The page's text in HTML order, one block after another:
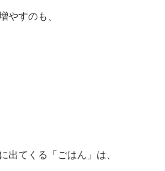
やすのも、
出てくる「ごはん」は、